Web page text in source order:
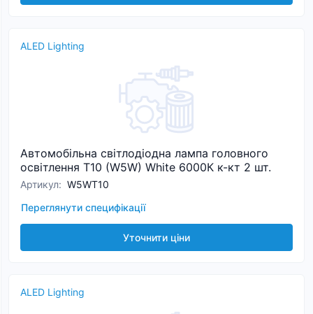
ALED Lighting
Автомобільна світлодіодна лампа головного
освітлення T10 (W5W) White 6000К к-кт 2 шт.
Артикул: W5WT10
Переглянути специфікації
Уточнити ціни
ALED Lighting